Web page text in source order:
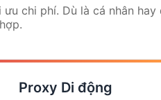
chi phí. Dù là cá nhân hay
Proxy Di động